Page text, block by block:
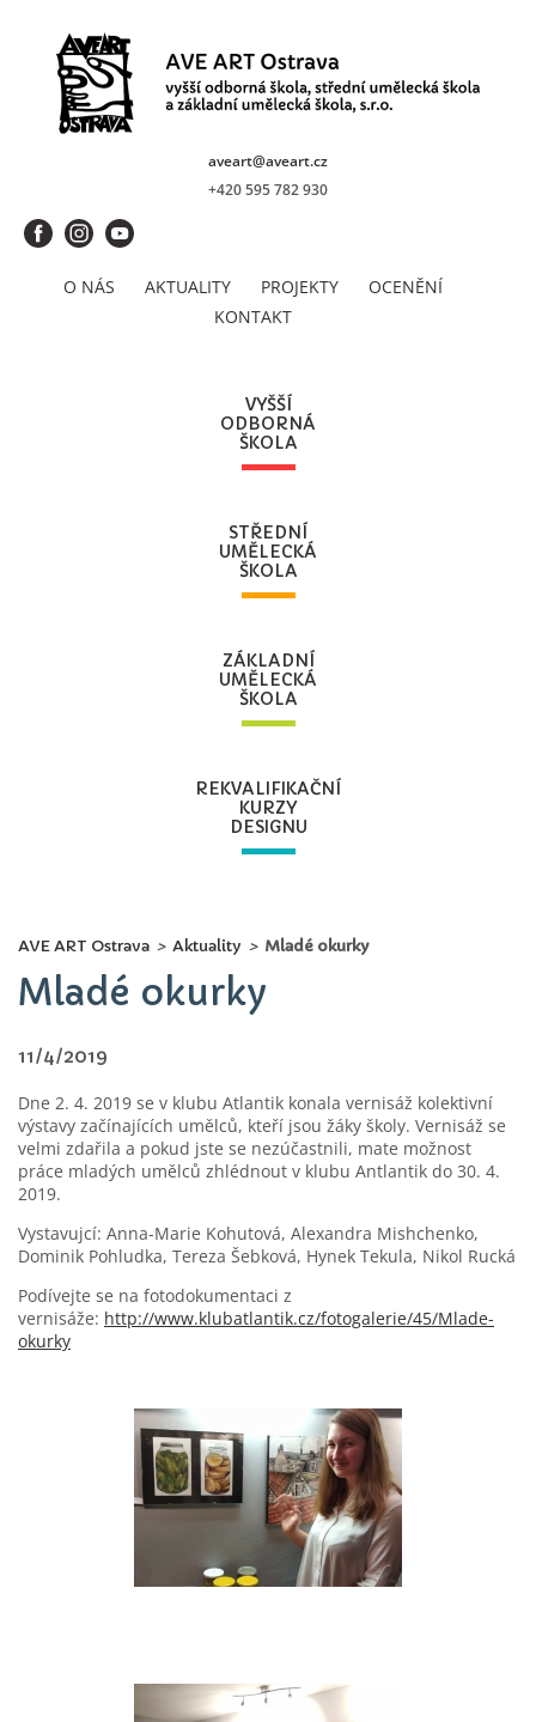
O NÁS AKTUALITY PROJEKTY
OCENĚNÍ
KONTAKT
aveart@aveart.cz
+420 595 782 930
VYŠŠÍ
ODBORNÁ
ŠKOLA
STŘEDNÍ
UMĚLECKÁ
ŠKOLA
ZÁKLADNÍ
UMĚLECKÁ
ŠKOLA
REKVALIFIKAČNÍ
KURZY
DESIGNU
AVE ART Ostrava > Aktuality > Mladé okurky
Mladé okurky
11/4/2019
Dne 2. 4. 2019 se v klubu Atlantik konala vernisáž kolektivní
výstavy začínajících umělců, kteří jsou žáky školy. Vernisáž se
velmi zdařila a pokud jste se nezúčastnili, mate možnost
práce mladých umělců zhlédnout v klubu Antlantik do 30. 4.
2019.
Vystavujcí: Anna-Marie Kohutová, Alexandra Mishchenko,
Dominik Pohludka, Tereza Šebková, Hynek Tekula, Nikol Rucká
Podívejte se na fotodokumentaci z
vernisáže: http://www.klubatlantik.cz/fotogalerie/45/Mlade-
okurky